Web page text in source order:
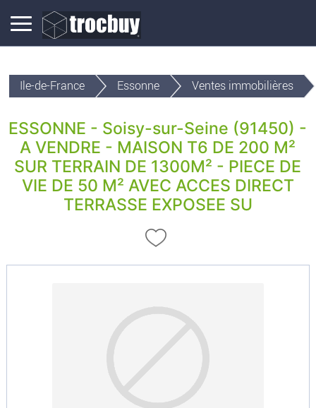
Ile-de-France Essonne Ventes immobilières
ESSONNE - Soisy-sur-Seine (91450) -
A VENDRE - MAISON T6 DE 200 M²
SUR TERRAIN DE 1300M² - PIECE DE
VIE DE 50 M² AVEC ACCES DIRECT
TERRASSE EXPOSEE SU